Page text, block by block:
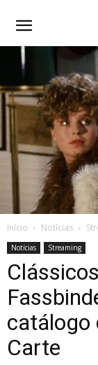
Início Notícias
Notícias Streaming
catálogo
Carte